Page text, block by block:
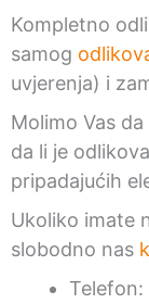
Kompletno
samog
uvjerenja) i
Molimo Vas
da li je
pripadajućih
Ukoliko imate
slobodno nas
Telefon: